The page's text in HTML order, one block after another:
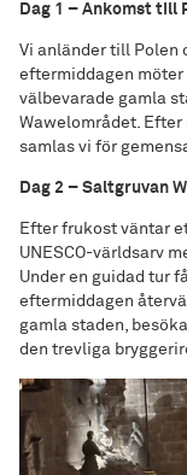
Dag 1 – Ankomst till
Vi anländer till Polen
eftermiddagen möter
välbevarade gamla
Wawelområdet.
samlas vi för
Dag 2 – Saltgruvan
Efter frukost väntar
UNESCO-världsarv
Under en guidad tur
eftermiddagen
gamla staden,
den trevliga